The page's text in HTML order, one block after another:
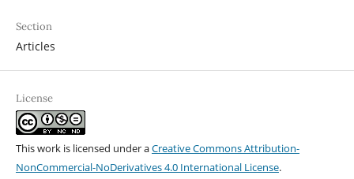
Section
Articles
License
This work is licensed under aCreative Commons Attribution-
NonCommercial-NoDerivatives 4.0 International License.